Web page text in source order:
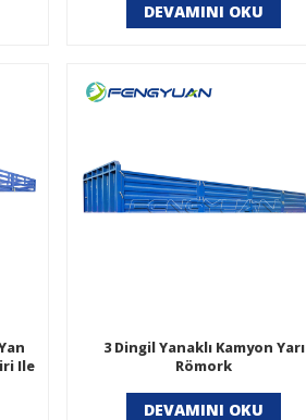
DEVAMINI OKU
Ile
3 Dingil Yanaklı Kamyon Yarı
Römork
DEVAMINI OKU